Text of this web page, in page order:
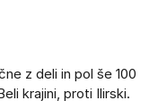
z deli in pol še 100
krajini, proti Ilirski.